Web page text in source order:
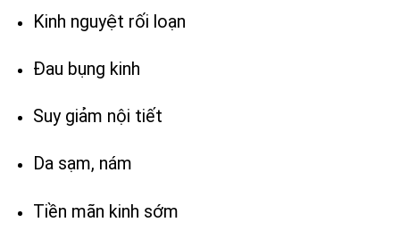
Kinh nguyệt rối loạn
Đau bụng kinh
Suy giảm nội tiết
Da sạm, nám
Tiền mãn kinh sớm